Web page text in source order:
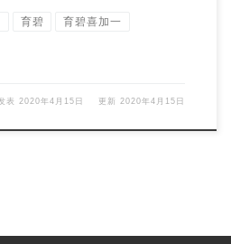
育碧 育碧喜加一
表2020年4月15日 更新2020年4月15日